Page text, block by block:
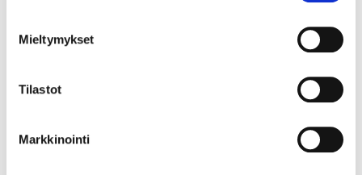
Mieltymykset
Tilastot
Markkinointi
Ugnsform, porslin, 28
Pajform, glas, 28 cm